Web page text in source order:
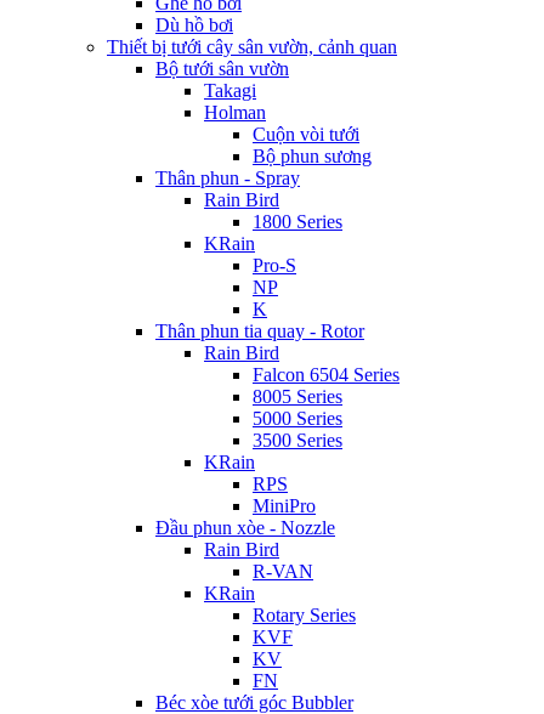
Dù hồ bơi
Thiết bị tưới cây sân vườn, cảnh quan
Bộ tưới sân vườn
Takagi
Holman
Cuộn vòi tưới
Bộ phun sương
Thân phun - Spray
Rain Bird
1800 Series
KRain
Pro-S
NP
K
Thân phun tia quay - Rotor
Rain Bird
Falcon 6504 Series
8005 Series
5000 Series
3500 Series
KRain
RPS
MiniPro
Đầu phun xòe - Nozzle
Rain Bird
R-VAN
KRain
Rotary Series
KVF
KV
FN
Béc xòe tưới góc Bubbler